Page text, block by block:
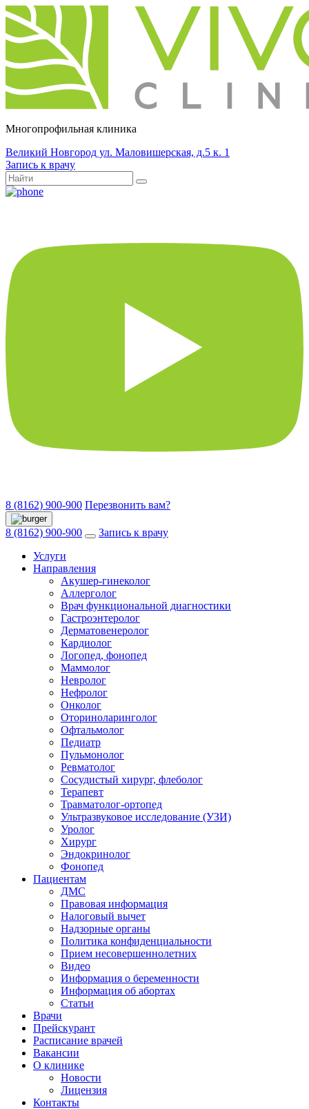
Многопрофильная клиника
Великий Новгород ул. Маловишерская, д.5 к. 1
Запись к врачу
8 (8162) 900-900 Перезвонить вам?
8 (8162) 900-900
Запись к врачу
Услуги
Направления
Акушер-гинеколог
Аллерголог
Врач функциональной диагностики
Гастроэнтеролог
Дерматовенеролог
Кардиолог
Логопед, фонопед
Маммолог
Невролог
Нефролог
Онколог
Оториноларинголог
Офтальмолог
Педиатр
Пульмонолог
Ревматолог
Сосудистый хирург, флеболог
Терапевт
Травматолог-ортопед
Ультразвуковое исследование (УЗИ)
Уролог
Хирург
Эндокринолог
Фонопед
Пациентам
ДМС
Правовая информация
Налоговый вычет
Надзорные органы
Политика конфиденциальности
Прием несовершеннолетних
Видео
Информация о беременности
Информация об абортах
Статьи
Врачи
Прейскурант
Расписание врачей
Вакансии
О клинике
Новости
Лицензия
Контакты